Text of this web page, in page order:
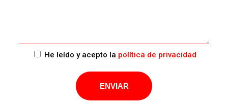
He leído y acepto la política de privacidad